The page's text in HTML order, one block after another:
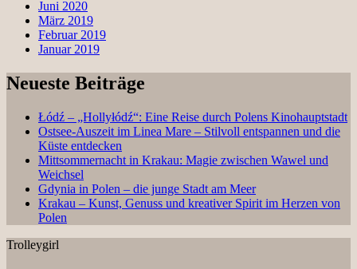
Juni 2020
März 2019
Februar 2019
Januar 2019
Neueste Beiträge
Łódź – „Hollyłódź“: Eine Reise durch Polens Kinohauptstadt
Ostsee-Auszeit im Linea Mare – Stilvoll entspannen und die
Küste entdecken
Mittsommernacht in Krakau: Magie zwischen Wawel und
Weichsel
Gdynia in Polen – die junge Stadt am Meer
Krakau – Kunst, Genuss und kreativer Spirit im Herzen von
Polen
Trolleygirl